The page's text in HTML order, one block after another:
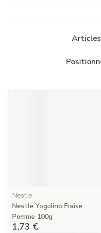
Articles
Trier par:
Nestle
Nestle Yogolino Fraise
Pomme 100g
1,73 €